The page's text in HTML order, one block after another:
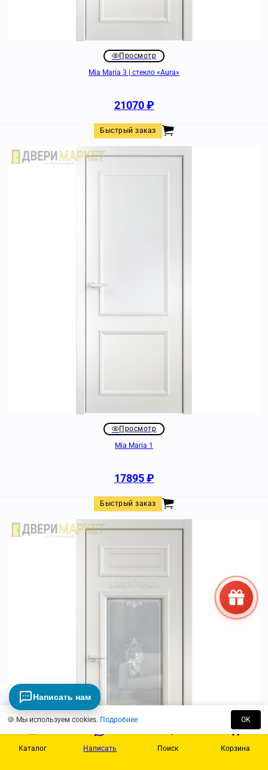
Просмотр
Mia Maria 3 | стекло «Aura»
21070₽
Быстрый заказ
Просмотр
Mia Maria 1
17895₽
Быстрый заказ
Каталог Написать Поиск Корзина
🍪 Мы используем cookies. Подробнее OK
Написать нам